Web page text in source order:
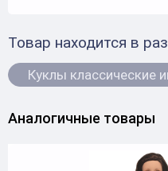
Товар находится в
Куклы классические
Аналогичные товары